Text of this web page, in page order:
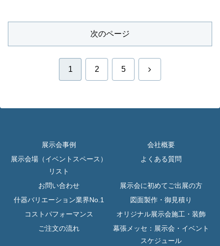
次のページ
1 2 5 次
展示会事例
会社概要
展示会場（イベントスペース）
リスト
よくある質問
お問い合わせ
展示会に初めてご出展の方
什器バリエーション業界No.1
図面製作・御見積り
コストパフォーマンス
オリジナル展示会施工・装飾
ご注文の流れ
幕張メッセ：展示会・イベント
スケジュール